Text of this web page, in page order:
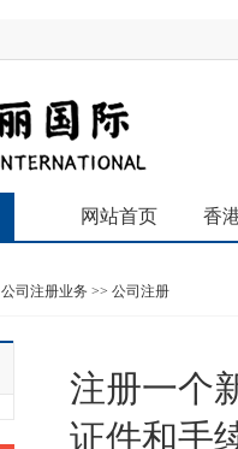
网站首页 香
公司注册业务 >> 公司注册
注册一个
证件和手